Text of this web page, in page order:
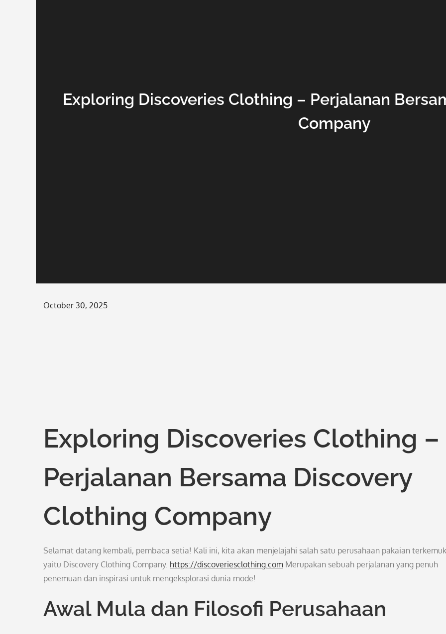
Exploring Discoveries Clothing – Perjalanan
Company
Posted
October 30, 2025
Exploring Discoveries Clothing –
Perjalanan Bersama Discovery
Clothing Company
Selamat datang kembali, pembaca setia! Kali ini, kita akan menjelajahi salah satu perusahaan pakaian
yaitu Discovery Clothing Company. https://discoveriesclothing.com Merupakan sebuah perjalanan yang penuh
penemuan dan inspirasi untuk mengeksplorasi dunia mode!
Awal Mula dan Filosofi Perusahaan